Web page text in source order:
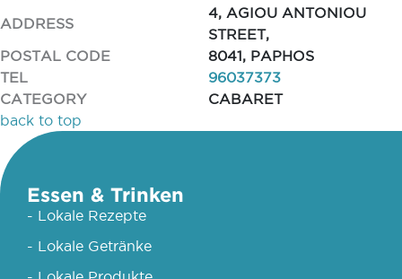
ADDRESS
4, AGIOU ANTONIOU
STREET,
POSTAL CODE
8041, PAPHOS
TEL
96037373
CATEGORY
CABARET
back to top
Essen & Trinken
- Lokale Rezepte
- Lokale Getränke